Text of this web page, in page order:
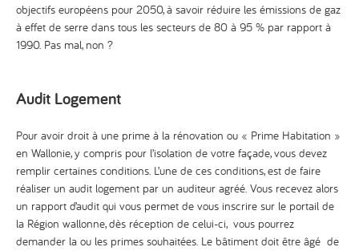
objectifs européens pour 2050, à savoir réduire les émissions de gaz
à effet de serre dans tous les secteurs de 80 à 95 % par rapport à
1990. Pas mal, non ?
Audit Logement
Pour avoir droit à une prime à la rénovation ou « Prime Habitation »
en Wallonie, y compris pour l’isolation de votre façade, vous devez
remplir certaines conditions. L’une de ces conditions, est de faire
réaliser un audit logement par un auditeur agréé. Vous recevez alors
un rapport d’audit qui vous permet de vous inscrire sur le portail de
la Région wallonne, dès réception de celui-ci, vous pourrez
demander la ou les primes souhaitées. Le bâtiment doit être âgé de